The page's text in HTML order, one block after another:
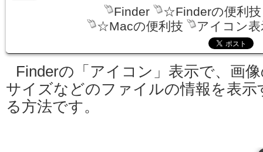
Finder
☆Finderの便利技
☆Macの便利技
アイコン表
Finderの「アイコン」表示で、画
サイズなどのファイルの情報を表示
る方法です。